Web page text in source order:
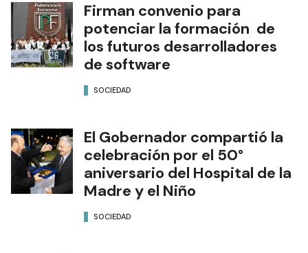
Firman convenio para
potenciar la formación de
los futuros desarrolladores
de software
SOCIEDAD
El Gobernador compartió la
celebración por el 50°
aniversario del Hospital de la
Madre y el Niño
SOCIEDAD